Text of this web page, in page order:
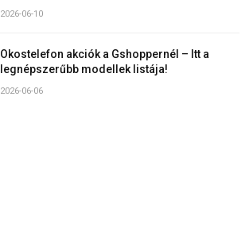
2026-06-10
Okostelefon akciók a Gshoppernél – Itt a
legnépszerűbb modellek listája!
2026-06-06